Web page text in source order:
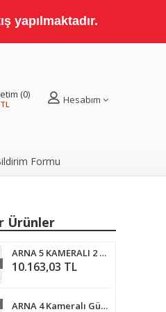
yapılmaktadır.
0 Hesabım
Formu
Ürünler
ARNA 5 KAMERALI 2 MP 1080 P 3.6 MM GENİŞ AÇILI 250 GB HARD DİSK DAHİL GÜVENLİK KAMERA SETİ - ST25250
10.163,03 TL
ARNA 4 Kameralı Güvenlik Kamera Hazır Set 1 TB 7/24 HDD - ST4210